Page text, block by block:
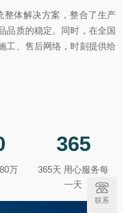
体解决方案，整合了生产
品质的稳定。同时，在全国
工、售后网络，时刻提供给
万
365
365天 用心服务每
一天
联系